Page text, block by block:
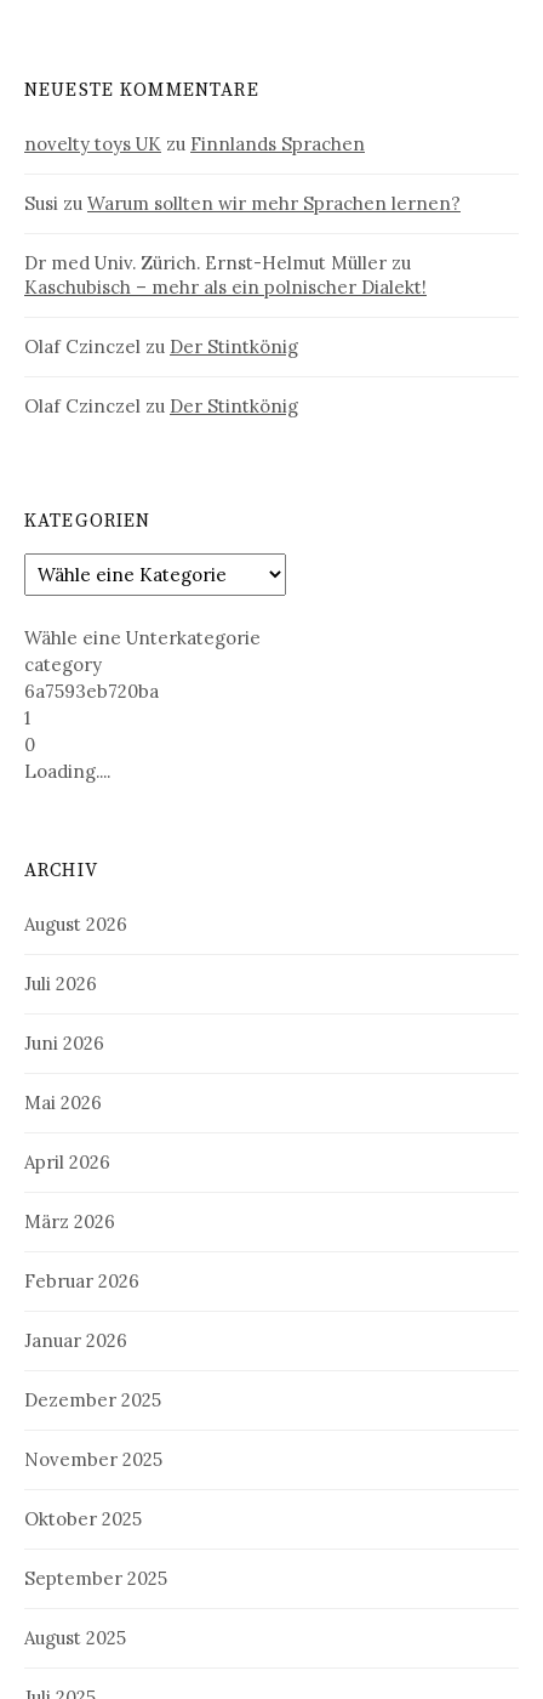
NEUESTE KOMMENTARE
novelty toys UK zu Finnlands Sprachen
Susi zu Warum sollten wir mehr Sprachen lernen?
Dr med Univ. Zürich. Ernst-Helmut Müller zu
Kaschubisch – mehr als ein polnischer Dialekt!
Olaf Czinczel zu Der Stintkönig
Olaf Czinczel zu Der Stintkönig
KATEGORIEN
Wähle eine Unterkategorie
category
6a7593eb720ba
1
0
Loading....
ARCHIV
August 2026
Juli 2026
Juni 2026
Mai 2026
April 2026
März 2026
Februar 2026
Januar 2026
Dezember 2025
November 2025
Oktober 2025
September 2025
August 2025